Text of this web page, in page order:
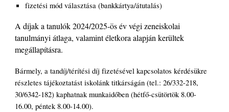
fizetési mód választása (bankkártya/átutalás)
A díjak a tanulók 2024/2025-ös év végi zeneiskolai
tanulmányi átlaga, valamint életkora alapján kerültek
megállapításra.
Bármely, a tandíj/térítési díj fizetésével kapcsolatos kérdésükre
részletes tájékoztatást iskolánk titkárságán (tel.: 26/332-218,
30/6342-182) kaphatnak munkaidőben (hétfő-csütörtök 8.00-
16.00, péntek 8.00-14.00).